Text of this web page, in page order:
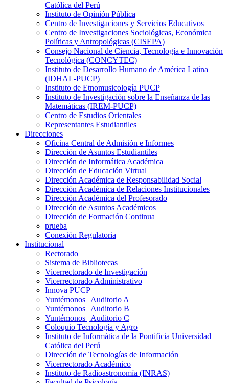
Católica del Perú
Instituto de Opinión Pública
Centro de Investigaciones y Servicios Educativos
Centro de Investigaciones Sociológicas, Económica
Políticas y Antropológicas (CISEPA)
Consejo Nacional de Ciencia, Tecnología e Innovación
Tecnológica (CONCYTEC)
Instituto de Desarrollo Humano de América Latina
(IDHAL-PUCP)
Instituto de Etnomusicología PUCP
Instituto de Investigación sobre la Enseñanza de las
Matemáticas (IREM-PUCP)
Centro de Estudios Orientales
Representantes Estudiantiles
Direcciones
Oficina Central de Admisión e Informes
Dirección de Asuntos Estudiantiles
Dirección de Informática Académica
Dirección de Educación Virtual
Dirección Académica de Responsabilidad Social
Dirección Académica de Relaciones Institucionales
Dirección Académica del Profesorado
Dirección de Asuntos Académicos
Dirección de Formación Continua
prueba
Conexión Regulatoria
Institucional
Rectorado
Sistema de Bibliotecas
Vicerrectorado de Investigación
Vicerrectorado Administrativo
Innova PUCP
Yuntémonos | Auditorio A
Yuntémonos | Auditorio B
Yuntémonos | Auditorio C
Coloquio Tecnología y Agro
Instituto de Informática de la Pontificia Universidad
Católica del Perú
Dirección de Tecnologías de Información
Vicerrectorado Académico
Instituto de Radioastronomía (INRAS)